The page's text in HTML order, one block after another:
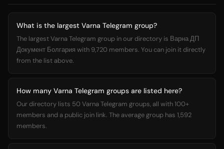
What is the largest Varna Telegram group?
The largest Varna Telegram group in our directory is Варна ДП
Документ Болгария with 9,720 members. You can join it directly
from the list above.
How many Varna Telegram groups are listed here?
Our directory lists 50 Varna Telegram groups, all with 100+
members and a public join link. The average group has 1,592
members.